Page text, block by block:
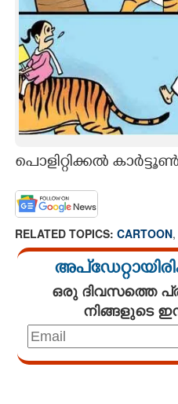
INFO+
ART
ASTRO
LITERATURE
ZOOM
പൊളിറ്റിക്കൽ കാർട്ടൂൺ
RELATED TOPICS: CARTOON,
ഒരു ദിവസത്തെ
നിങ്ങളുടെ